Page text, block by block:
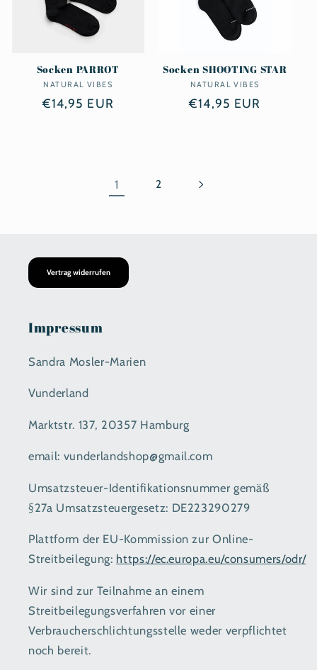
Socken PARROT
Anbieter:
NATURAL VIBES
Normaler
€14,95 EUR
Socken SHOOTING STAR
Anbieter:
NATURAL VIBES
Normaler
€14,95 EUR
1 2
Vertrag widerrufen
Impressum
Sandra Mosler-Marien
Vunderland
Marktstr. 137, 20357 Hamburg
email: vunderlandshop@gmail.com
Umsatzsteuer-Identifikationsnummer gemäß
§27a Umsatzsteuergesetz: DE223290279
Plattform der EU-Kommission zur Online-
Streitbeilegung: https://ec.europa.eu/consumers/odr/
Wir sind zur Teilnahme an einem
Streitbeilegungsverfahren vor einer
Verbraucherschlichtungsstelle weder verpflichtet
noch bereit.